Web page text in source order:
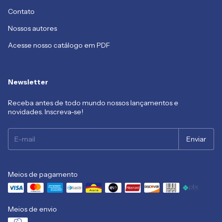
Contato
Nossos autores
Acesse nosso catálogo em PDF
Newsletter
Receba antes de todo mundo nossos lançamentos e
novidades. Inscreva-se!
Meios de pagamento
Meios de envio